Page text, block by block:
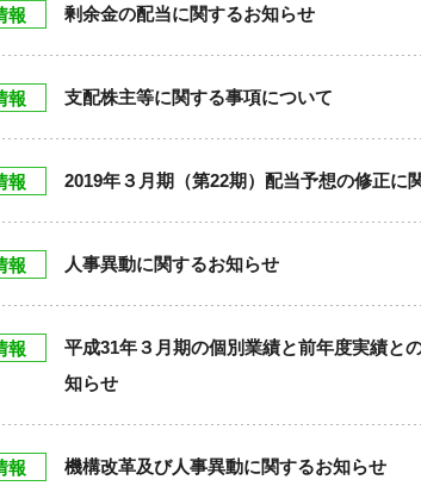
報 剰余金の配当に関するお知らせ
報 支配株主等に関する事項について
報 2019年３月期（第22期）配当予想の修正に
報 人事異動に関するお知らせ
報
平成31年３月期の個別業績と前年度実績と
知らせ
報 機構改革及び人事異動に関するお知らせ